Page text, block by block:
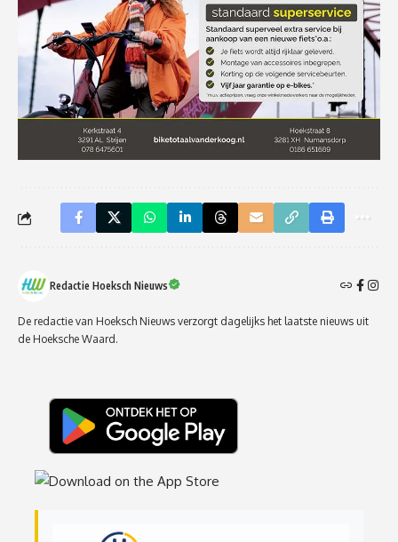
Redactie Hoeksch Nieuws
De redactie van Hoeksch Nieuws verzorgt dagelijks het laatste nieuws uit
de Hoeksche Waard.